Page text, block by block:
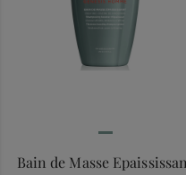
Bain de Masse